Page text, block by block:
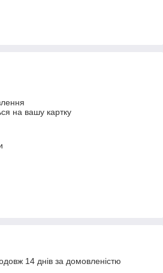
на вашу картку
14 днів за домовленістю